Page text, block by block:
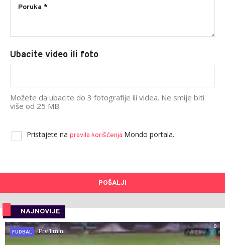
Ubacite video ili foto
Možete da ubacite do 3 fotografije ili videa. Ne smije biti
više od 25 MB.
Pristajete na pravila korišćenja Mondo portala.
POŠALJI
NAJNOVIJE
0
FUDBAL
Pre 1 min